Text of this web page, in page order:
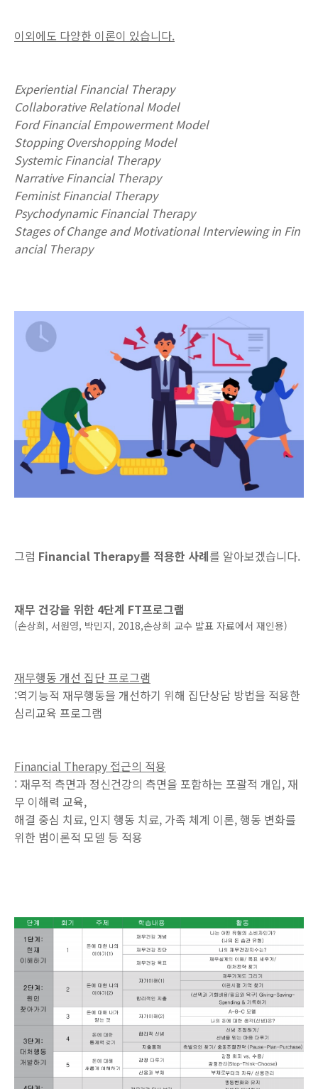
이외에도 다양한 이론이 있습니다.
Experiential Financial Therapy
Collaborative Relational Model
Ford Financial Empowerment Model
Stopping Overshopping Model
Systemic Financial Therapy
Narrative Financial Therapy
Feminist Financial Therapy
Psychodynamic Financial Therapy
Stages of Change and Motivational Interviewing in Fin
ancial Therapy
그럼 Financial Therapy를 적용한 사례를 알아보겠습니다.
재무 건강을 위한 4단계 FT프로그램
(손상희, 서원영, 박민지, 2018,손상희 교수 발표 자료에서 재인용)
재무행동 개선 집단 프로그램
:역기능적 재무행동을 개선하기 위해 집단상담 방법을 적용한
심리교육 프로그램
Financial Therapy 접근의 적용
: 재무적 측면과 정신건강의 측면을 포함하는 포괄적 개입, 재
무 이해력 교육,
해결 중심 치료, 인지 행동 치료, 가족 체계 이론, 행동 변화를
위한 범이론적 모델 등 적용